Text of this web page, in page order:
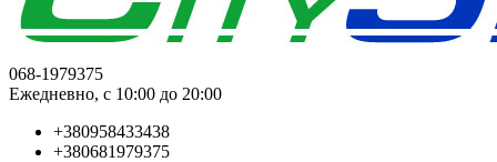
068-1979375
Ежедневно, с 10:00 до 20:00
+380958433438
+380681979375